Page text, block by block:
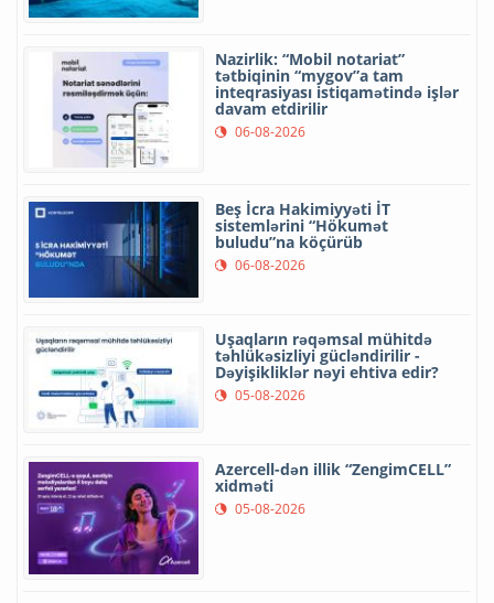
Nazirlik: “Mobil notariat”
tətbiqinin “mygov”a tam
inteqrasiyası istiqamətində işlər
davam etdirilir
06-08-2026
Beş İcra Hakimiyyəti İT
sistemlərini “Hökumət
buludu”na köçürüb
06-08-2026
Uşaqların rəqəmsal mühitdə
təhlükəsizliyi gücləndirilir -
Dəyişikliklər nəyi ehtiva edir?
05-08-2026
Azercell-dən illik “ZengimCELL”
xidməti
05-08-2026